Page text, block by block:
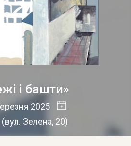
і башти»
2025
(вул. Зелена, 20)